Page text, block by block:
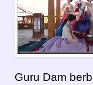
Guru Dam